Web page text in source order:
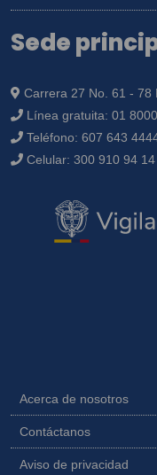
Sede
Carrera 27 No. 61 - 78
Línea gratuita: 01
Teléfono: 607 643
Celular: 300 910 94 14
Acerca de nosotros
Contáctanos
Aviso de privacidad